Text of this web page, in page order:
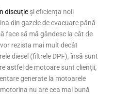
discuție și eficiența noii
din gazele de evacuare până
face să mă gândesc la cât de
rezista mai mult decât
diesel (filtrele DPF), însă sunt
astfel de motoare sunt clienții,
generate la motoarele
nu are cea mai bună